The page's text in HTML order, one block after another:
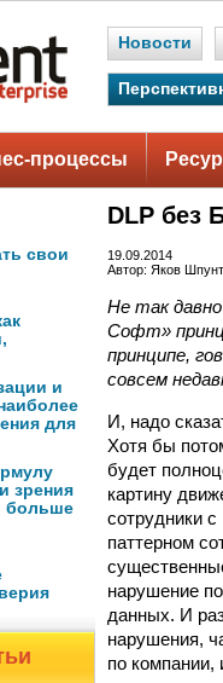
Новости
процессы
свои
и
для
зрения
больше
DLP без
19.09.2014
Автор: Яков Шпунт
Не так
Софт»
принципе,
совсем
И, надо
Хотя бы
будет
картину
сотрудники
паттерном
нарушение
данных. И
нарушения,
по компании,